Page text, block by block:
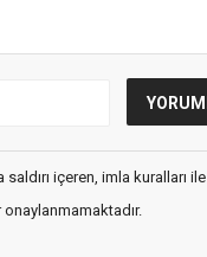
içeren, imla kuralları ile